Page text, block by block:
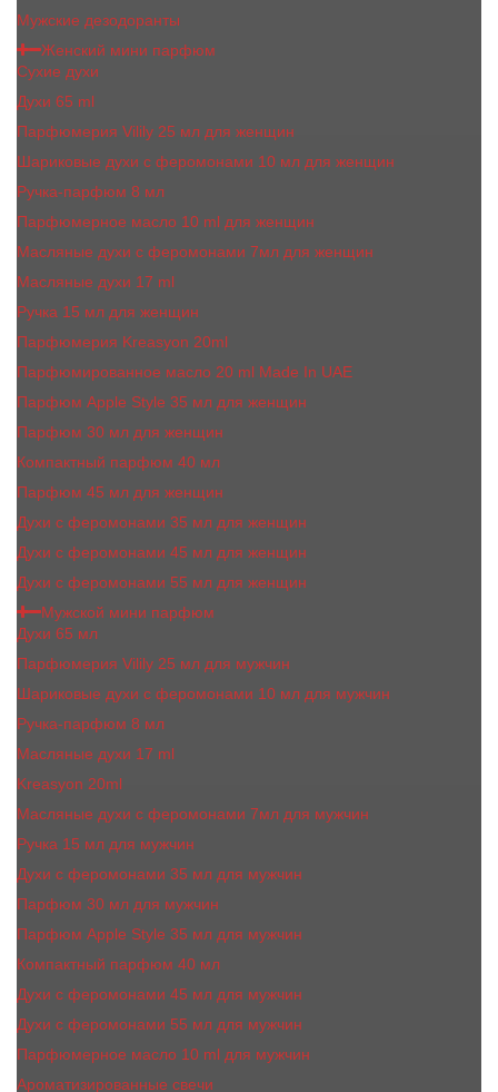
Мужские дезодоранты
Женский мини парфюм
Сухие духи
Духи 65 ml
Парфюмерия Vilily 25 мл для женщин
Шариковые духи с феромонами 10 мл для женщин
Ручка-парфюм 8 мл
Парфюмерное масло 10 ml для женщин
Масляные духи c феромонами 7мл для женщин
Масляные духи 17 ml
Ручка 15 мл для женщин
Парфюмерия Kreasyon 20ml
Парфюмированное масло 20 ml Made In UAE
Парфюм Apple Style 35 мл для женщин
Парфюм 30 мл для женщин
Компактный парфюм 40 мл
Парфюм 45 мл для женщин
Духи с феромонами 35 мл для женщин
Духи с феромонами 45 мл для женщин
Духи с феромонами 55 мл для женщин
Мужской мини парфюм
Духи 65 мл
Парфюмерия Vilily 25 мл для мужчин
Шариковые духи с феромонами 10 мл для мужчин
Ручка-парфюм 8 мл
Масляные духи 17 ml
Kreasyon 20ml
Масляные духи c феромонами 7мл для мужчин
Ручка 15 мл для мужчин
Духи с феромонами 35 мл для мужчин
Парфюм 30 мл для мужчин
Парфюм Apple Style 35 мл для мужчин
Компактный парфюм 40 мл
Духи с феромонами 45 мл для мужчин
Духи с феромонами 55 мл для мужчин
Парфюмерное масло 10 ml для мужчин
Ароматизированные свечи